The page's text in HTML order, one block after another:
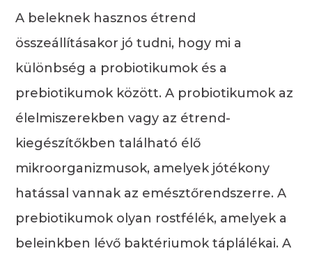
A beleknek hasznos étrend
összeállításakor jó tudni, hogy mi a
különbség a probiotikumok és a
prebiotikumok között. A probiotikumok az
élelmiszerekben vagy az étrend-
kiegészítőkben található élő
mikroorganizmusok, amelyek jótékony
hatással vannak az emésztőrendszerre. A
prebiotikumok olyan rostfélék, amelyek a
beleinkben lévő baktériumok táplálékai. A